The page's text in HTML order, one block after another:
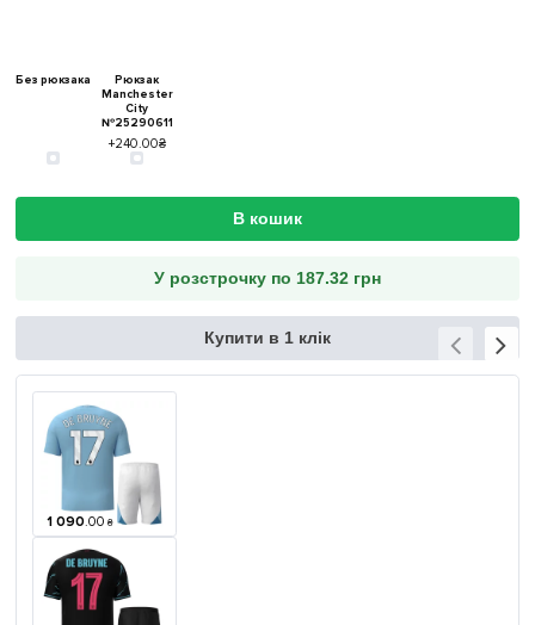
Без рюкзака
Рюкзак
Manchester
City
№25290611
+240.00₴
В кошик
У розстрочку по 187.32 грн
Купити в 1 клік
1 090.00 ₴